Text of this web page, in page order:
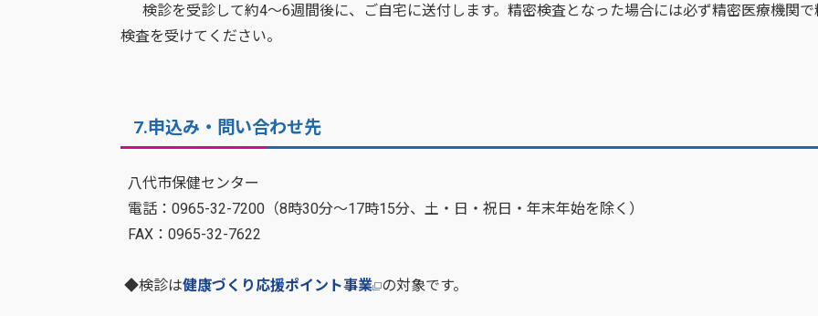
検診を受診して約4～6週間後に、ご自宅に送付します。精密検査となった場合には必ず精密医療機関で
検査を受けてください。
7.申込み・問い合わせ先
八代市保健センター
電話：0965-32-7200（8時30分～17時15分、土・日・祝日・年末年始を除く）
FAX：0965-32-7622
◆検診は健康づくり応援ポイント事業 の対象です。